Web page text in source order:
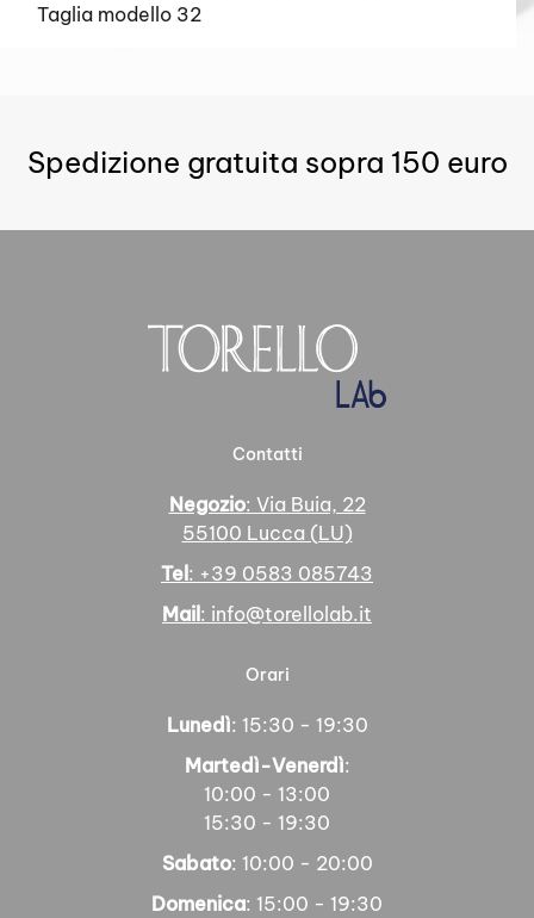
Taglia modello 32
Spedizione gratuita sopra 150 euro
Contatti
Negozio: Via Buia, 22
55100 Lucca (LU)
Tel : +39 0583 085743
Mail : info@torellolab.it
Orari
Lunedì: 15:30 - 19:30
Martedì-Venerdì:
10:00 - 13:00
15:30 - 19:30
Sabato: 10:00 - 20:00
Domenica: 15:00 - 19:30